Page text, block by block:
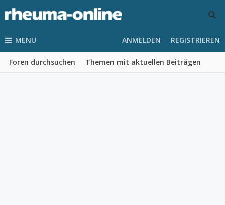
MENU
Foren durchsuchen Themen mit aktuellen Beiträgen
ANMELDEN REGISTRIEREN